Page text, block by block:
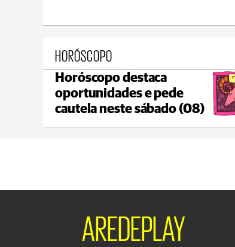
HORÓSCOPO
Horóscopo destaca
oportunidades e pede
cautela neste sábado (08)
Ponta Grossa
max 20°C min
AREDEPLAY